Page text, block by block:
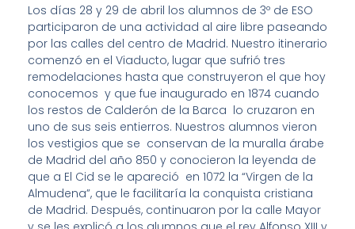
Los días 28 y 29 de abril los alumnos de 3º de ESO
participaron de una actividad al aire libre paseando
por las calles del centro de Madrid. Nuestro itinerario
comenzó en el Viaducto, lugar que sufrió tres
remodelaciones hasta que construyeron el que hoy
conocemos y que fue inaugurado en 1874 cuando
los restos de Calderón de la Barca lo cruzaron en
uno de sus seis entierros. Nuestros alumnos vieron
los vestigios que se conservan de la muralla árabe
de Madrid del año 850 y conocieron la leyenda de
que a El Cid se le apareció en 1072 la “Virgen de la
Almudena”, que le facilitaría la conquista cristiana
de Madrid. Después, continuaron por la calle Mayor